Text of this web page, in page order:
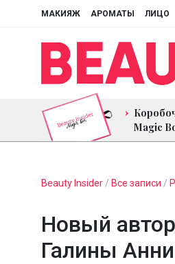
МАКИЯЖ АРОМАТЫ ЛИЦО
Magic
Beauty Insider / Все записи /
Новый
Галины Анни